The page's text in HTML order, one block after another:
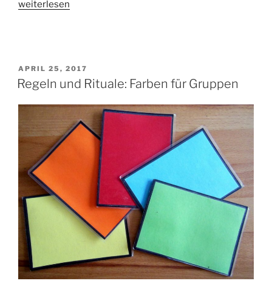
„Rituale:
Unterricht“
weiterlesen
VERÖFFENTLICHT
AM
APRIL 25, 2017
Regeln und Rituale: Farben für Gruppen